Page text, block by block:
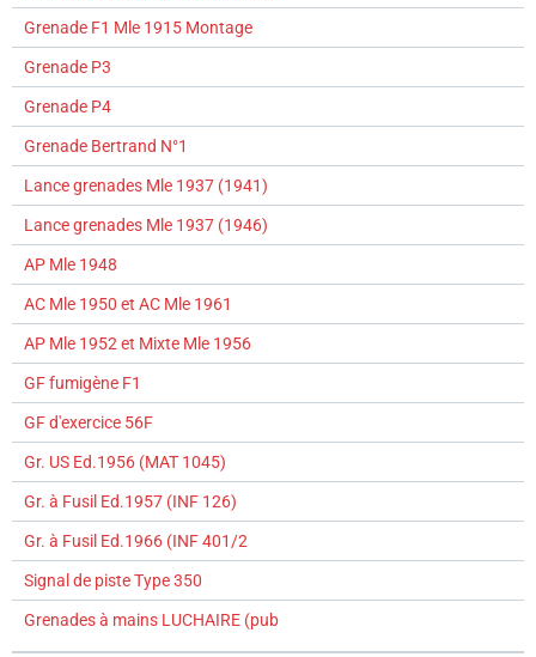
Grenade F1 Mle 1915 Montage
Grenade P3
Grenade P4
Grenade Bertrand N°1
Lance grenades Mle 1937 (1941)
Lance grenades Mle 1937 (1946)
AP Mle 1948
AC Mle 1950 et AC Mle 1961
AP Mle 1952 et Mixte Mle 1956
GF fumigène F1
GF d'exercice 56F
Gr. US Ed.1956 (MAT 1045)
Gr. à Fusil Ed.1957 (INF 126)
Gr. à Fusil Ed.1966 (INF 401/2
Signal de piste Type 350
Grenades à mains LUCHAIRE (pub